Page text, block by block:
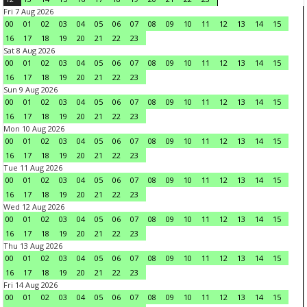
Fri 7 Aug 2026
00
01 02 03 04 05 06 07 08 09 10 11 12 13 14
15
16
17 18 19 20 21 22
23
Sat 8 Aug 2026
00
01 02 03 04 05 06 07 08 09 10 11 12 13 14
15
16
17 18 19 20 21 22
23
Sun 9 Aug 2026
00
01 02 03 04 05 06 07 08 09 10 11 12 13 14
15
16
17 18 19 20 21 22
23
Mon 10 Aug 2026
00
01 02 03 04 05 06 07 08 09 10 11 12 13 14
15
16
17 18 19 20 21 22
23
Tue 11 Aug 2026
00
01 02 03 04 05 06 07 08 09 10 11 12 13 14
15
16
17 18 19 20 21 22
23
Wed 12 Aug 2026
00
01 02 03 04 05 06 07 08 09 10 11 12 13 14
15
16
17 18 19 20 21 22
23
Thu 13 Aug 2026
00
01 02 03 04 05 06 07 08 09 10 11 12 13 14
15
16
17 18 19 20 21 22
23
Fri 14 Aug 2026
00
01 02 03 04 05 06 07 08 09 10 11 12 13 14
15